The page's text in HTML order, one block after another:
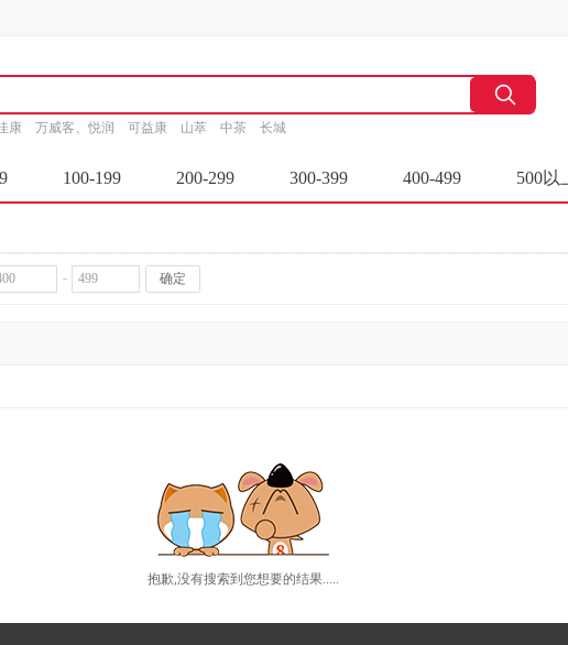
康 万威客、悦润 可益康 山萃 中茶 长城
100-199 200-299 300-399 400-499 500以
确定
抱歉,没有搜索到您想要的结果.....